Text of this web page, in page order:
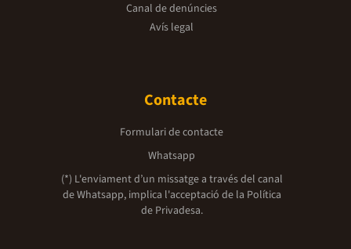
Canal de denúncies
Avís legal
Contacte
Formulari de contacte
Whatsapp
(*) L'enviament d’un missatge a través del canal
de Whatsapp, implica l'acceptació de la Política
de Privadesa.